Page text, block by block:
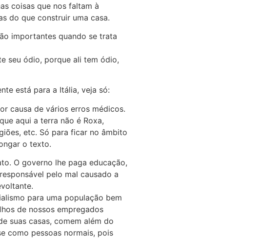
coisas que nos faltam à
do que construir uma casa.
importantes quando se trata
seu ódio, porque ali tem ódio,
está para a Itália, veja só:
causa de vários erros médicos.
aqui a terra não é Roxa,
etc. Só para ficar no âmbito
o texto.
O governo lhe paga educação,
pelo mal causado a
para uma população bem
de nossos empregados
suas casas, comem além do
como pessoas normais, pois